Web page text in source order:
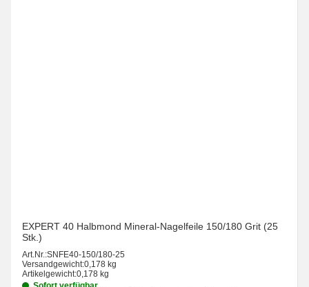
EXPERT 40 Halbmond Mineral-Nagelfeile 150/180 Grit (25
Stk.)
Art.Nr.:SNFE40-150/180-25
Versandgewicht:0,178 kg
Artikelgewicht:0,178 kg